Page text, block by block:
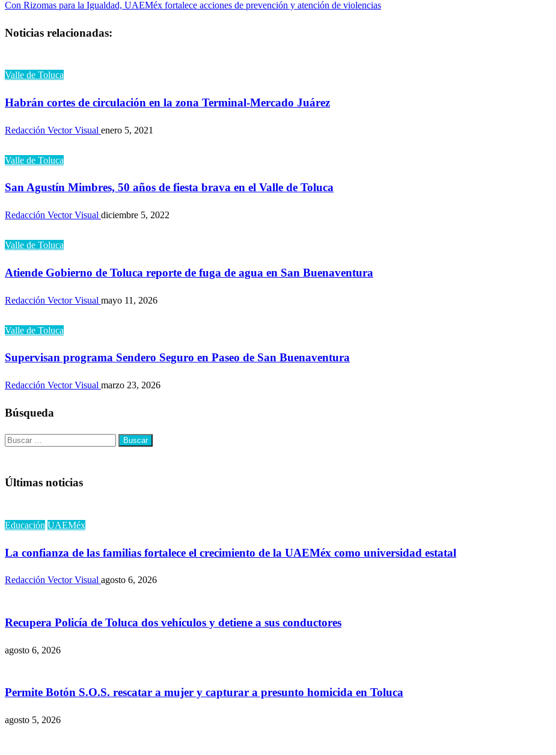
entradas
anterior
Entrada
Con Rizomas para la Igualdad, UAEMéx fortalece acciones de prevención y atención de violencias
Noticias relacionadas:
Valle de Toluca
Habrán cortes de circulación en la zona Terminal-Mercado Juárez
Redacción Vector Visual enero 5, 2021
Valle de Toluca
San Agustín Mimbres, 50 años de fiesta brava en el Valle de Toluca
Redacción Vector Visual diciembre 5, 2022
Valle de Toluca
Atiende Gobierno de Toluca reporte de fuga de agua en San Buenaventura
Redacción Vector Visual mayo 11, 2026
Valle de Toluca
Supervisan programa Sendero Seguro en Paseo de San Buenaventura
Redacción Vector Visual marzo 23, 2026
Búsqueda
Buscar:
Últimas noticias
Educación UAEMéx
La confianza de las familias fortalece el crecimiento de la UAEMéx como universidad estatal
Redacción Vector Visual agosto 6, 2026
Recupera Policía de Toluca dos vehículos y detiene a sus conductores
agosto 6, 2026
Permite Botón S.O.S. rescatar a mujer y capturar a presunto homicida en Toluca
agosto 5, 2026